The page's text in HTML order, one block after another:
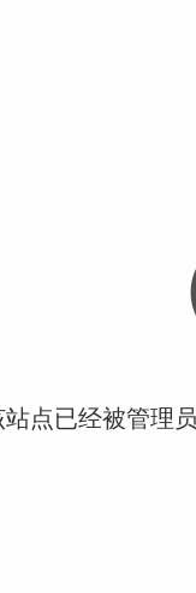
点已经被管理